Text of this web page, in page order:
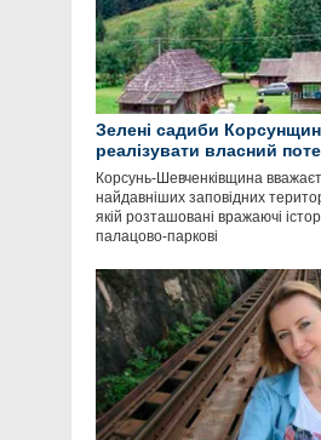
Зелені садиби
реалізувати власний
Корсунь-Шевченківщина
найдавніших заповідних
якій розташовані вражаючі
палацово-паркові